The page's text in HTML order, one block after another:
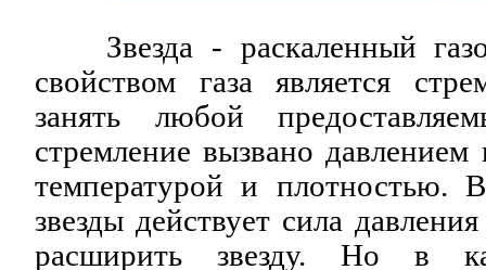
Звезда - раскаленный
свойством газа является
занять любой
стремление вызвано давлением
температурой и плотностью.
звезды действует сила
расширить звезду. Но в